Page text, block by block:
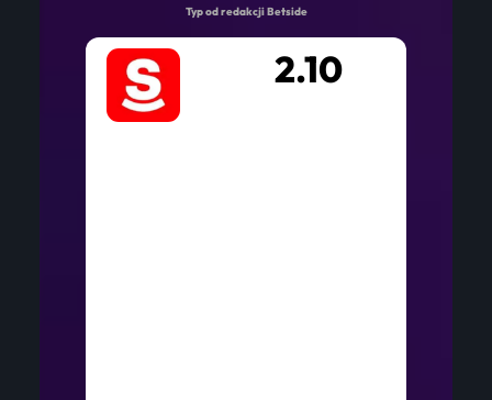
Typ od redakcji Betside
2.10